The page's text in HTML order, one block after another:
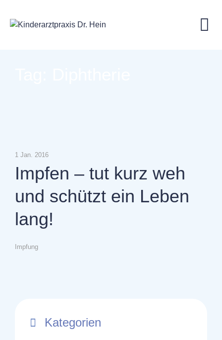
content
1 Jan. 2016
Impfen – tut kurz weh
und schützt ein Leben
lang!
Impfung
Kategorien